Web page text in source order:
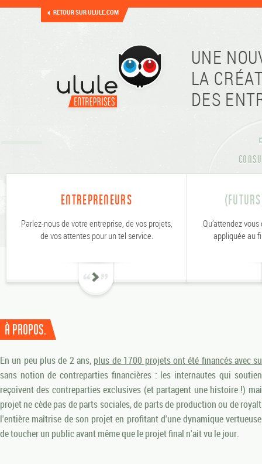
RETOUR SUR ULULE.COM
UNE
LA
DES
ENTREPRENEURS
Parlez-nous de votre entreprise, de vos projets,
de vos attentes pour un tel service.
Qu’attendez
appliquée au
À PROPOS.
En un peu plus de 2 ans, plus de 1700 projets ont été financés avec
sans notion de contreparties financières : les internautes qui
reçoivent des contreparties exclusives (et partagent une histoire !)
projet ne cède pas de parts sociales, de parts de production ou de
l'entière maîtrise de son projet en profitant d'une dynamique
de toucher un public avant même que le projet final n'ait vu le jour.